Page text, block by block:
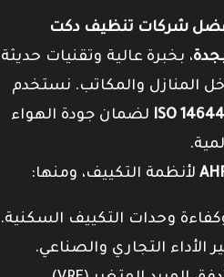
شركات تنظيف دكت
، بخبرة عالية وتقنيات حديثة
المنازل والمكاتب. نستخدم
لضمان جودة الهواء
لأنظمة التكييف، ومنها: